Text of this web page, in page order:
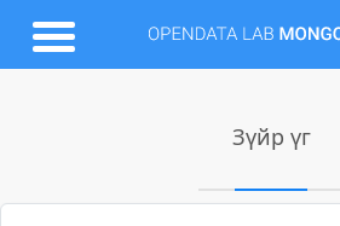
Зүйр үг